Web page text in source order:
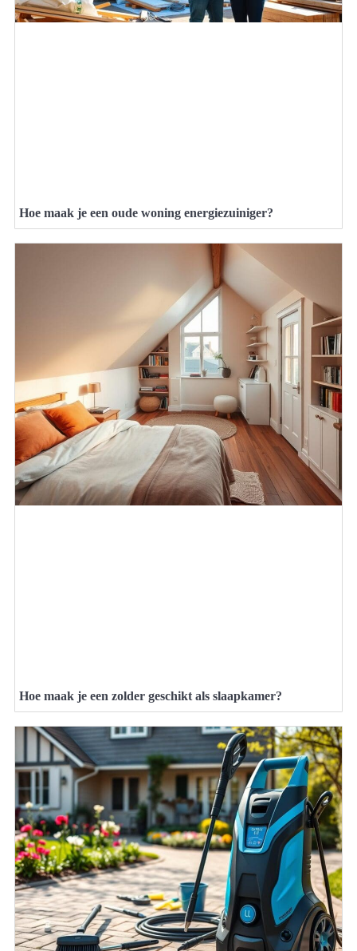
Hoe maak je een oude woning energiezuiniger?
Hoe maak je een zolder geschikt als slaapkamer?